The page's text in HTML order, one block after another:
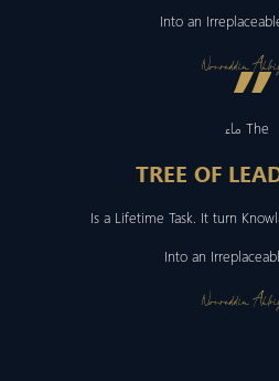
Into an
Noureddin
”
ماء The
TREE OF
Is a Lifetime Task. It turn
Into an
Noureddin